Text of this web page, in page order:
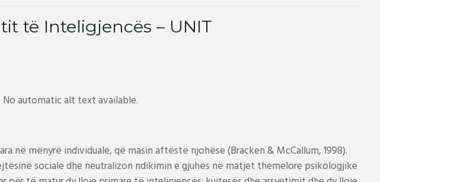
të Inteligjencës – UNIT
në mënyrë individuale, që masin aftëstë njohëse (Bracken & McCallum, 1998).
sociale dhe neutralizon ndikimin e gjuhës në matjet themelore psikologjike